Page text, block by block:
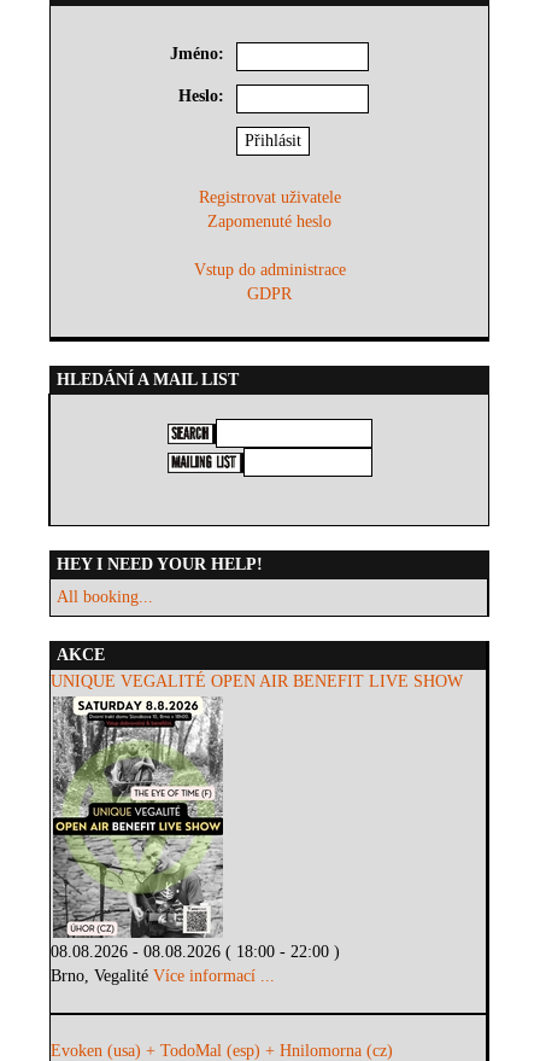
Jméno:
Heslo:
Registrovat uživatele
Zapomenuté heslo
Vstup do administrace
GDPR
HLEDÁNÍ A MAIL LIST
HEY I NEED YOUR HELP!
All booking...
AKCE
UNIQUE VEGALITÉ OPEN AIR BENEFIT LIVE SHOW
08.08.2026 - 08.08.2026 ( 18:00 - 22:00 )
Brno, VegalitéVíce informací ...
Evoken (usa) + TodoMal (esp) + Hnilomorna (cz)